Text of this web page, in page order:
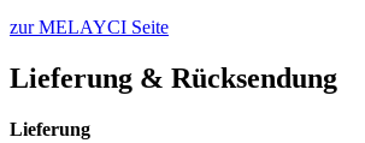
zur MELAYCI Seite
Lieferung & Rücksendung
Lieferung